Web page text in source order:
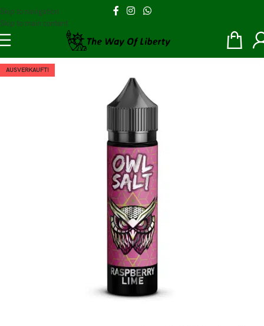
Skip to navigation
Skip to main content
AUSVERKAUFT!